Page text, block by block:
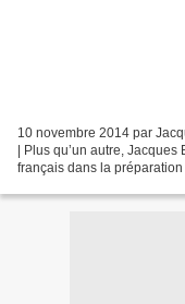
10 novembre 2014 par
| Plus qu’un autre,
français dans la